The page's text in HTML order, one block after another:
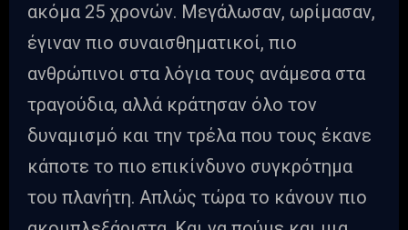
ακόμα 25 χρονών. Μεγάλωσαν, ωρίμασαν,
έγιναν πιο συναισθηματικοί, πιο
ανθρώπινοι στα λόγια τους ανάμεσα στα
τραγούδια, αλλά κράτησαν όλο τον
δυναμισμό και την τρέλα που τους έκανε
κάποτε το πιο επικίνδυνο συγκρότημα
του πλανήτη. Απλώς τώρα το κάνουν πιο